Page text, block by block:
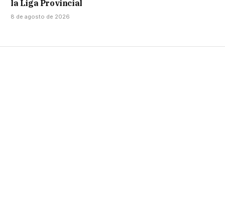
la Liga Provincial
8 de agosto de 2026